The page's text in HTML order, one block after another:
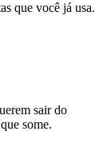
que você já usa.
sair do
some.